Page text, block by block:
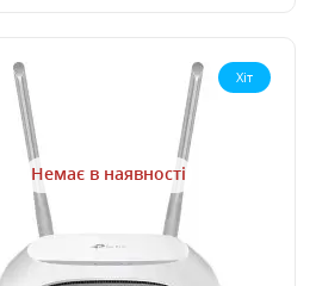
Хіт
Немає в наявності